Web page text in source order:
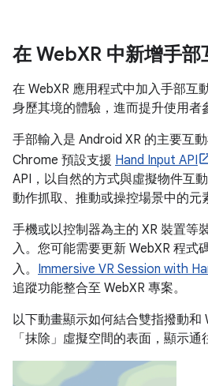
在 WebXR 中新增手部
在 WebXR 應用程式中加入手部互
身歷其境的體驗，進而提升使用者
手部輸入是 Android XR 的主要互
Chrome 預設支援 Hand Input API
API，以自然的方式與虛擬物件互
動作抓取、推動或操控場景中的元
手機或以控制器為主的 XR 裝置等
入。您可能需要更新 WebXR 程式
入。 Immersive VR Session with
追蹤功能整合至 WebXR 專案。
以下動畫顯示如何結合雙指撥動和
「抹除」虛擬空間的表面，顯示通